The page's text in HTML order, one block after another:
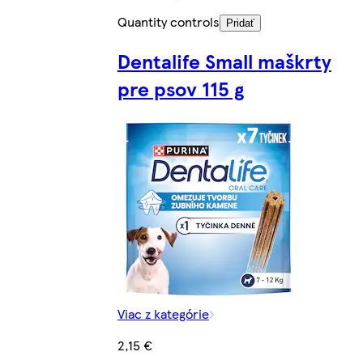
Quantity controls
Pridať
Dentalife Small maškrty
pre psov 115 g
Viac z kategórie
2,15 €